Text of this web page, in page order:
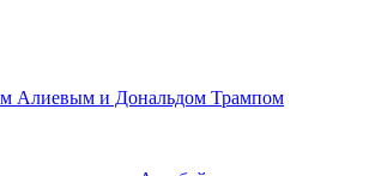
Алиевым и Дональдом Трампом